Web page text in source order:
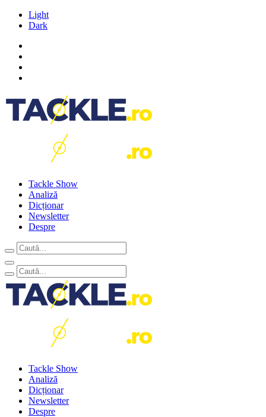
Light
Dark
Tackle Show
Analiză
Dicționar
Newsletter
Despre
Tackle Show
Analiză
Dicționar
Newsletter
Despre